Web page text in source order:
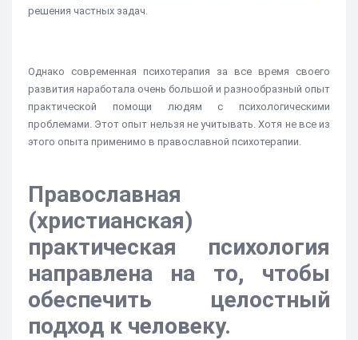
решения частных задач.
Однако современная психотерапия за все время своего
развития наработала очень большой и разнообразный опыт
практической помощи людям с психологическими
проблемами. Этот опыт нельзя не учитывать. Хотя не все из
этого опыта применимо в православной психотерапии.
Православная
(христианская)
практическая психология
направлена на то, чтобы
обеспечить целостный
подход к человеку.